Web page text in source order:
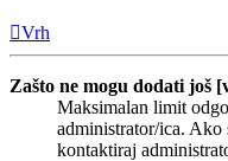
Vrh
Zašto ne mogu dodati još
Maksimalan limit
administrator/ica. Ako
kontaktiraj